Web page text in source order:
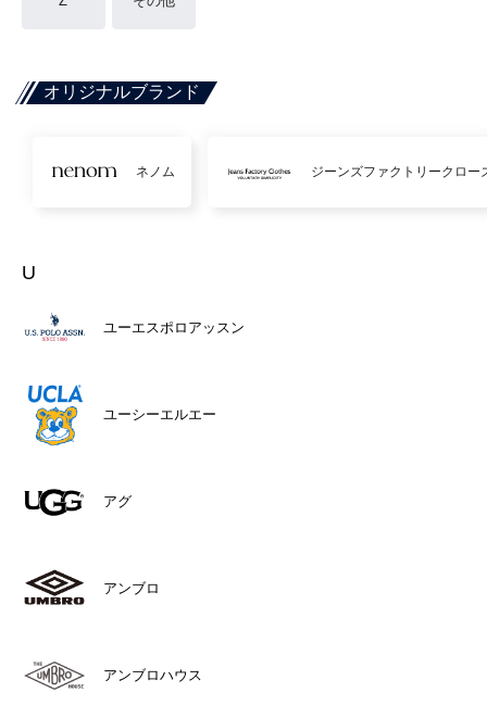
オリジナルブランド
ネノム ジーンズファクトリークロー
U
ユーエスポロアッスン
ユーシーエルエー
アグ
アンブロ
アンブロハウス